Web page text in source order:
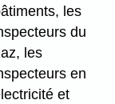
les
du
les
en
et